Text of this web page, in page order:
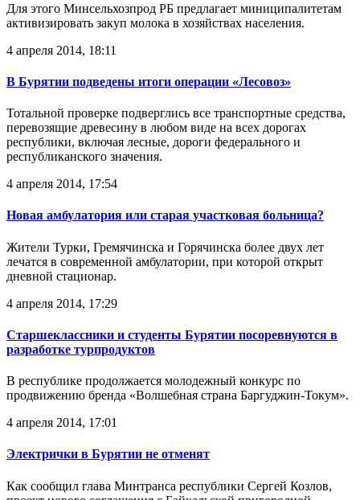
Для этого Минсельхозпрод РБ предлагает миниципалитетам
активизировать закуп молока в хозяйствах населения.
4 апреля 2014, 18:11
В Бурятии подведены итоги операции «Лесовоз»
Тотальной проверке подверглись все транспортные средства,
перевозящие древесину в любом виде на всех дорогах
республики, включая лесные, дороги федерального и
республиканского значения.
4 апреля 2014, 17:54
Новая амбулатория или старая участковая больница?
Жители Турки, Гремячинска и Горячинска более двух лет
лечатся в современной амбулатории, при которой открыт
дневной стационар.
4 апреля 2014, 17:29
Старшеклассники и студенты Бурятии посоревнуются в
разработке турпродуктов
В республике продолжается молодежный конкурс по
продвижению бренда «Волшебная страна Баргуджин-Токум».
4 апреля 2014, 17:01
Электрички в Бурятии не отменят
Как сообщил глава Минтранса республики Сергей Козлов,